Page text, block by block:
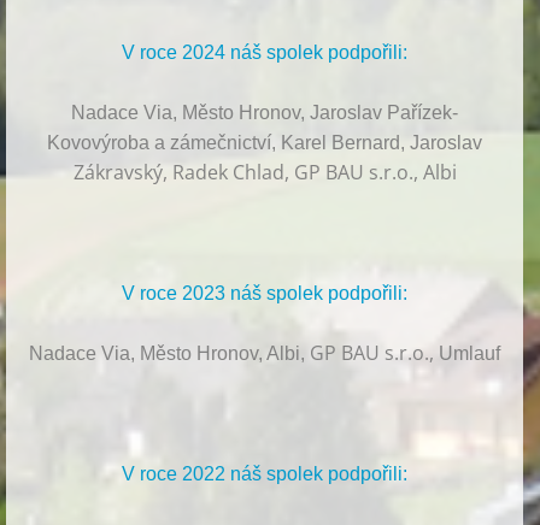
V roce 2024 náš spolek podpořili:
Nadace Via, Město Hronov, Jaroslav Pařízek-
Kovovýroba a zámečnictví, Karel Bernard, Jaroslav
Zákravský, Radek Chlad, GP BAU s.r.o., Albi
V roce 2023 náš spolek podpořili:
Nadace Via, Město Hronov, Albi, GP BAU s.r.o., Umlauf
V roce 2022 náš spolek podpořili: